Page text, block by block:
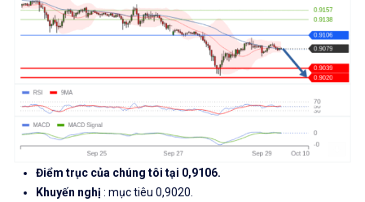
Điểm trục của chúng tôi tại 0,9106.
Khuyến nghị : mục tiêu 0,9020.